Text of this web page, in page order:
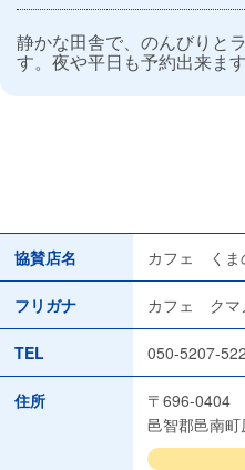
静かな田舎で、のんびりと
す。夜や平日も予約出来ます
協賛店名 カフェ くま
フリガナ カフェ クマ
TEL 050-5207-
住所
〒696-0404
邑智郡邑南